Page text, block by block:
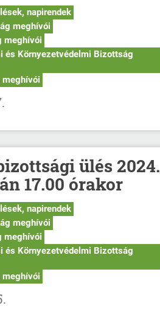
napirendek
meghívói
meghívói
és Környezetvédelmi Bizottság
ülés 2024.
17.00 órakor
napirendek
meghívói
meghívói
és Környezetvédelmi Bizottság